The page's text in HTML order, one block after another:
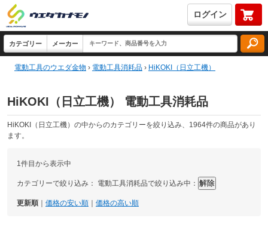
ログイン
電動工具のウエダ金物 › 電動工具消耗品 › HiKOKI（日立工機）
HiKOKI（日立工機） 電動工具消耗品
HiKOKI（日立工機）の中からのカテゴリーを絞り込み、1964件の商品があり
ます。
1件目から表示中
カテゴリーで絞り込み： 電動工具消耗品で絞り込み中：
更新順 価格の安い順 価格の高い順